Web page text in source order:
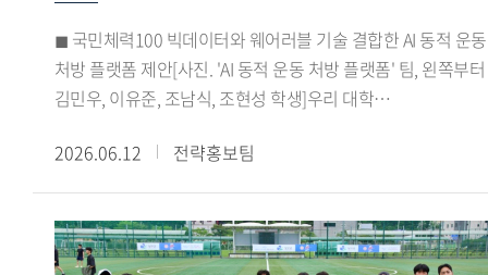
대학일자리플러스본부(본부장 신근혜)는 앞으로도 서울시
서울영커리언스 사업에 참여해 학생들에게 실무 중심의 직무
경험 기회를 제공할 예정이다. 또한 고용노동부 재학생 맞춤형
진로 취업 역량 강화를 적극 지원할 계획이다.
◼ 국민체력100 빅데이터와 웨어러블 기술 결합한 AI 동적 운동
처방 플랫폼 제안[사진. 'AI 동적 운동 처방 플랫폼' 팀, 왼쪽부터
김민우, 이유준, 조남식, 조현성 학생]우리 대학
동적 운동 처방 플랫폼 팀(김민우 이유준 조남식 조현성)이 지난
5월 21일 한국문화스포츠학회가 주최한 미래 스포츠 산업 모델
공모전 바이오헬스 부문에서 최우수상을 수상했다.이번
공모전은 디지털 헬스케어 기술과 공공데이터를 활용해 국민
2026.06.12 전략홍보팀